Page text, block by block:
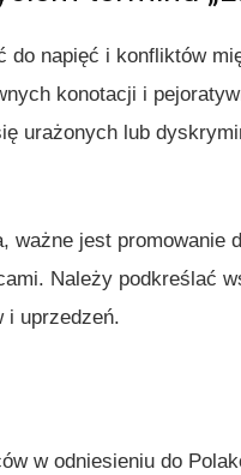
do napięć i konfliktów
konotacji i
urażonych lub
jest promowanie
Należy podkreślać
i uprzedzeń.
w odniesieniu do